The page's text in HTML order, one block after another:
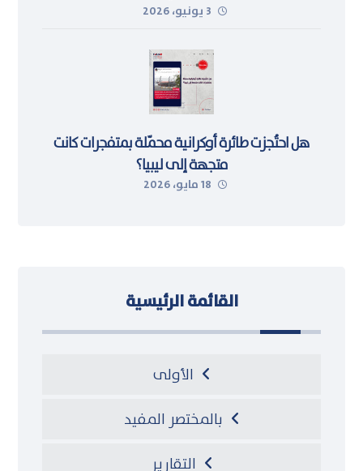
3 يونيو، 2026
هل احتُجزت طائرة أوكرانية محمّلة بمتفجرات كانت
متجهة إلى ليبيا؟
18 مايو، 2026
القائمة الرئيسية
الأولى
بالمختصر المفيد
التقارير